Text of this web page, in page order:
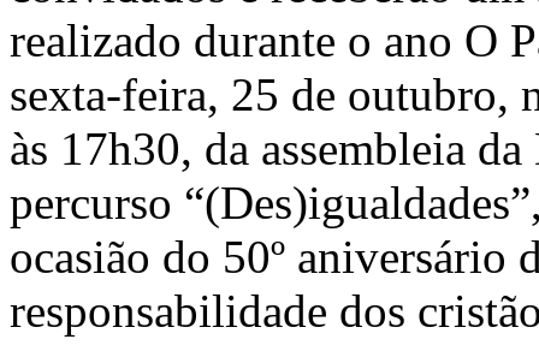
realizado durante o ano O
sexta-feira, 25 de outubro,
às 17h30, da assembleia
percurso
ocasião do 50º aniversário
responsabilidade dos